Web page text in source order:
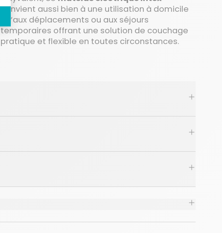
convient aussi bien à une utilisation à domicile
qu’aux déplacements ou aux séjours
temporaires offrant une solution de couchage
pratique et flexible en toutes circonstances.